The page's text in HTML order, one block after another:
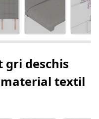
gri deschis
material textil